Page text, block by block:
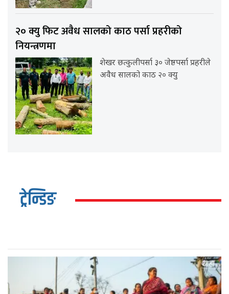
२० क्यु फिट अवैध सालको काठ पर्सा प्रहरीको
नियन्त्रणमा
शेखर छत्कुलीपर्सा ३० जेष्ठपर्सा प्रहरीले
अवैध सालको काठ २० क्यु
ट्रेन्डिङ